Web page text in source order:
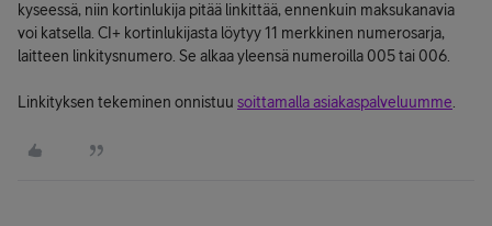
kyseessä, niin kortinlukija pitää linkittää, ennenkuin maksukanavia
voi katsella. CI+ kortinlukijasta löytyy 11 merkkinen numerosarja,
laitteen linkitysnumero. Se alkaa yleensä numeroilla 005 tai 006.
Linkityksen tekeminen onnistuu soittamalla asiakaspalveluumme